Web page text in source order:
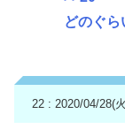
どのぐら
22 : 2020/04/28(